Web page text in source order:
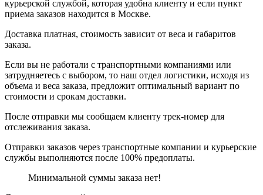
курьерской службой, которая удобна клиенту и если пункт
приема заказов находится в Москве.
Доставка платная, стоимость зависит от веса и габаритов
заказа.
Если вы не работали с транспортными компаниями или
затрудняетесь с выбором, то наш отдел логистики, исходя из
объема и веса заказа, предложит оптимальный вариант по
стоимости и срокам доставки.
После отправки мы сообщаем клиенту трек-номер для
отслеживания заказа.
Отправки заказов через транспортные компании и курьерские
службы выполняются после 100% предоплаты.
Минимальной суммы заказа нет!